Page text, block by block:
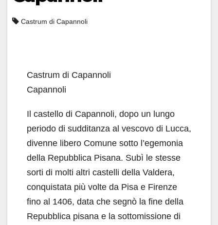
Castrum di Capannoli
Castrum di Capannoli
Capannoli
Il castello di Capannoli, dopo un lungo
periodo di sudditanza al vescovo di Lucca,
divenne libero Comune sotto l’egemonia
della Repubblica Pisana. Subì le stesse
sorti di molti altri castelli della Valdera,
conquistata più volte da Pisa e Firenze
fino al 1406, data che segnò la fine della
Repubblica pisana e la sottomissione di